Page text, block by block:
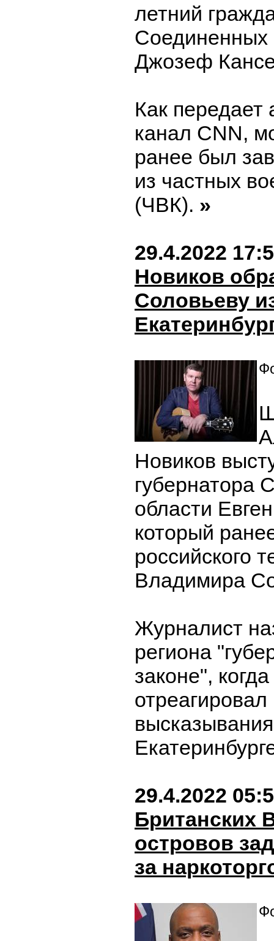
летний
Джозеф
Как передает
канал CNN,
ранее был
из частных
(ЧВК). »
29.4.2022
Новиков
Соловьеву
Новиков
губернатора
области
который
российского
Владимира
Журналист
региона
законе",
отреагировал
29.4.2022
Британских
островов
за